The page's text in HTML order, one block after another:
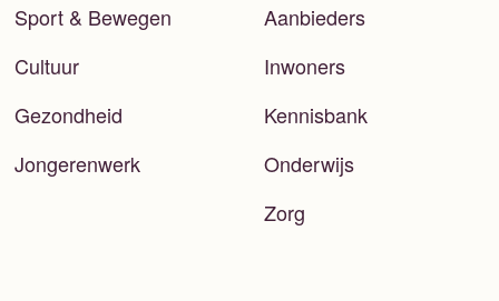
Sport & Bewegen
Cultuur
Gezondheid
Jongerenwerk
Aanbieders
Inwoners
Kennisbank
Onderwijs
Zorg